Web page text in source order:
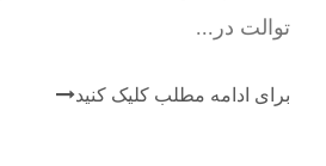
توالت در...
برای ادامه مطلب کلیک کنید